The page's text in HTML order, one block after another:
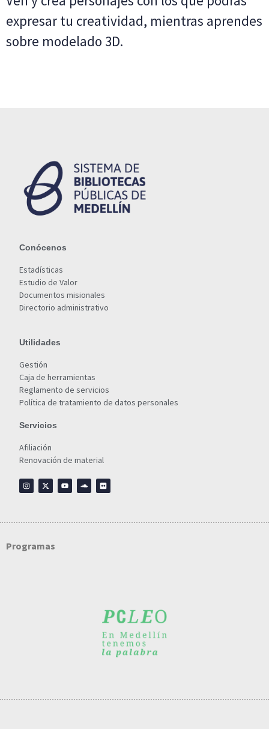
expresar tu creatividad, mientras aprendes
sobre modelado 3D.
Conócenos
Estadísticas
Estudio de Valor
Documentos misionales
Directorio administrativo
Utilidades
Gestión
Caja de herramientas
Reglamento de servicios
Política de tratamiento de datos personales
Servicios
Afiliación
Renovación de material
Programas